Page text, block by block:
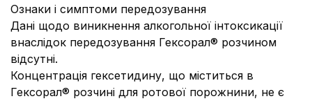
Ознаки і симптоми передозування
Дані щодо виникнення алкогольної інтоксикації
внаслідок передозування Гексорал® розчином
відсутні.
Концентрація гексетидину, що міститься в
Гексорал® розчині для ротової порожнини, не є